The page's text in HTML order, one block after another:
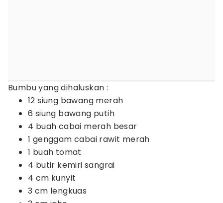
Bumbu yang dihaluskan :
12 siung bawang merah
6 siung bawang putih
4 buah cabai merah besar
1 genggam cabai rawit merah
1 buah tomat
4 butir kemiri sangrai
4 cm kunyit
3 cm lengkuas